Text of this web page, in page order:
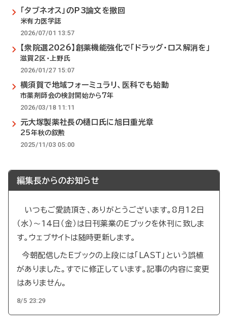
「タブネオス」のP3論文を撤回
米有力医学誌
2026/07/01 13:57
【衆院選2026】創薬機能強化で「ドラッグ・ロス解消を」
滋賀2区・上野氏
2026/01/27 15:07
横須賀で地域フォーミュラリ、医科でも始動
市薬剤師会の検討開始から7年
2026/03/18 11:11
元大塚製薬社長の樋口氏に旭日重光章
25年秋の叙勲
2025/11/03 05:00
編集長からのお知らせ
いつもご愛読頂き、ありがとうございます。8月12日
（水）～14日（金）は日刊薬業のEブックを休刊に致しま
す。ウェブサイトは随時更新します。
今朝配信したEブックの上段には「LAST」という誤植
がありました。すでに修正しています。記事の内容に変更
はありません。
8/5 23:29